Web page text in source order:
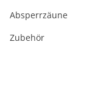
Absperrzäune
Zubehör